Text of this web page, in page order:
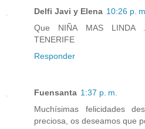
Delfi Javi y Elena 10:26 p. m.
Que NIÑA MAS LINDA
TENERIFE
Responder
Fuensanta 1:37 p. m.
Muchísimas felicidades
preciosa, os deseamos que